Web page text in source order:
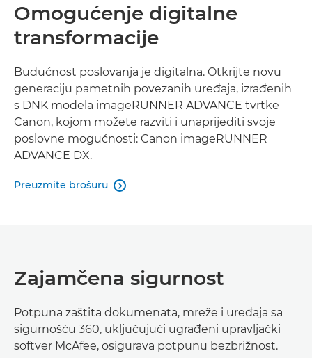
Omogućenje digitalne
transformacije
Budućnost poslovanja je digitalna. Otkrijte novu
generaciju pametnih povezanih uređaja, izrađenih
s DNK modela imageRUNNER ADVANCE tvrtke
Canon, kojom možete razviti i unaprijediti svoje
poslovne mogućnosti: Canon imageRUNNER
ADVANCE DX.
Preuzmite brošuru 
Zajamčena sigurnost
Potpuna zaštita dokumenata, mreže i uređaja sa
sigurnošću 360, uključujući ugrađeni upravljački
softver McAfee, osigurava potpunu bezbrižnost.